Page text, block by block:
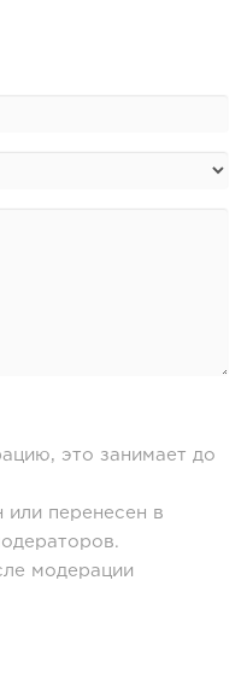
это занимает до
перенесен в
модерации